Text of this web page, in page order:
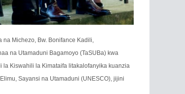
Michezo, Bw. Bonifance Kadili,
na Utamaduni Bagamoyo (TaSUBa) kwa
Kiswahili la Kimataifa litakalofanyika kuanzia
Sayansi na Utamaduni (UNESCO), jijini